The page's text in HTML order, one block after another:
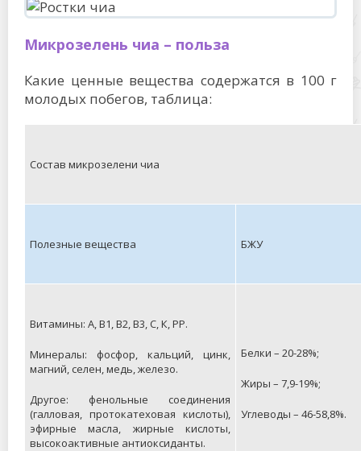
Микрозелень чиа – польза
Какие ценные вещества содержатся в 100 г
молодых побегов, таблица:
Состав микрозелени чиа
Полезные вещества БЖУ
Витамины: А, В1, В2, В3, С, К, РР.
Минералы: фосфор, кальций, цинк,
магний, селен, медь, железо.
Другое: фенольные соединения
(галловая, протокатеховая кислоты),
эфирные масла, жирные кислоты,
высокоактивные антиоксиданты.
Белки – 20-28%;
Жиры – 7,9-19%;
Углеводы – 46-58,8%.